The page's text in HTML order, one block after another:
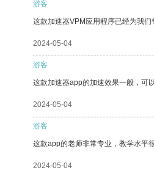
游客
这款加速器VPM应用程序已经为我们
2024-05-04
游客
这款加速器app的加速效果一般，可
2024-05-04
游客
这款app的老师非常专业，教学水平
2024-05-04